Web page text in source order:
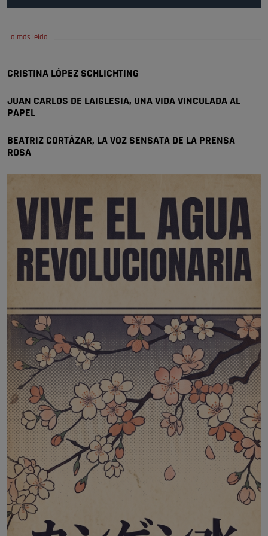
Pozuelo de Alarcón
Pozuelo de Alarcón
Lo más leído
CRISTINA LÓPEZ SCHLICHTING
JUAN CARLOS DE LAIGLESIA, UNA VIDA VINCULADA AL
PAPEL
BEATRIZ CORTÁZAR, LA VOZ SENSATA DE LA PRENSA
ROSA